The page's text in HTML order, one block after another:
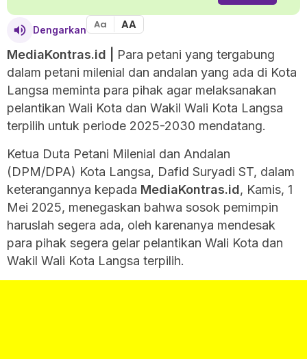
Dengarkan Aa AA
MediaKontras.id |
Para petani yang tergabung
dalam petani milenial dan andalan yang ada di Kota
Langsa meminta para pihak agar melaksanakan
pelantikan Wali Kota dan Wakil Wali Kota Langsa
terpilih untuk periode 2025-2030 mendatang.
Ketua Duta Petani Milenial dan Andalan
(DPM/DPA) Kota Langsa, Dafid Suryadi ST, dalam
keterangannya kepada MediaKontras.id, Kamis, 1
Mei 2025, menegaskan bahwa sosok pemimpin
haruslah segera ada, oleh karenanya mendesak
para pihak segera gelar pelantikan Wali Kota dan
Wakil Wali Kota Langsa terpilih.